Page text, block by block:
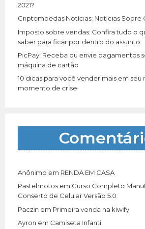
:
2021?
Criptomoedas Notícias: Notícias Sobre
Imposto sobre vendas: Confira tudo o
saber para ficar por dentro do assunto
PicPay: Receba ou envie pagamentos
máquina de cartão
10 dicas para você vender mais em
momento de crise
Anônimo em RENDA EM CASA
Pastelmotos em Curso Completo
Conserto de Celular Versão 5.0
Paczin em Primeira venda na kiwify
Ayron em Camiseta Infantil